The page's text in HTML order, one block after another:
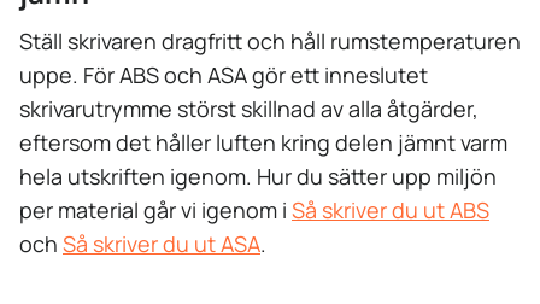
Ställ skrivaren dragfritt och håll rumstemperaturen
uppe. För ABS och ASA gör ett inneslutet
skrivarutrymme störst skillnad av alla åtgärder,
eftersom det håller luften kring delen jämnt varm
hela utskriften igenom. Hur du sätter upp miljön
per material går vi igenom i Så skriver du ut ABS
och Så skriver du ut ASA.